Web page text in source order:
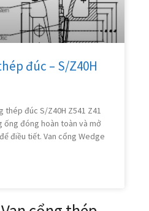
đúc – S/Z40H
thép đúc S/Z40H Z541 Z41
ống đóng hoàn toàn và mở
điều tiết. Van cổng Wedge